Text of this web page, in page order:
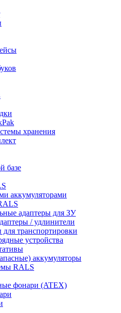
хранения
базе
аккумуляторами
адаптеры для ЗУ
/ удлинители
для транспортировки
устройства
аккумуляторы
RALS
фонари (ATEX)